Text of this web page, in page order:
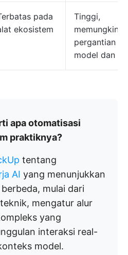
pada
ekosistem
Tinggi,
pergantian
model dan
apa otomatisasi
praktiknya?
tentang
AI yang menunjukkan
mulai dari
mengatur alur
yang
interaksi real-
model.